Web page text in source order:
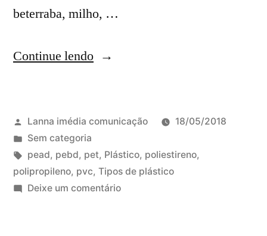
beterraba, milho, …
Continue lendo“Conheça
tipos
de
usos
do
Publicado
por
Lanna imédia comunicação
18/05/2018
Publicado
em
Sem categoria
Tags:
pead, pebd, pet, Plástico, poliestireno,
polipropileno, pvc, Tipos de plástico
Deixe um comentárioem